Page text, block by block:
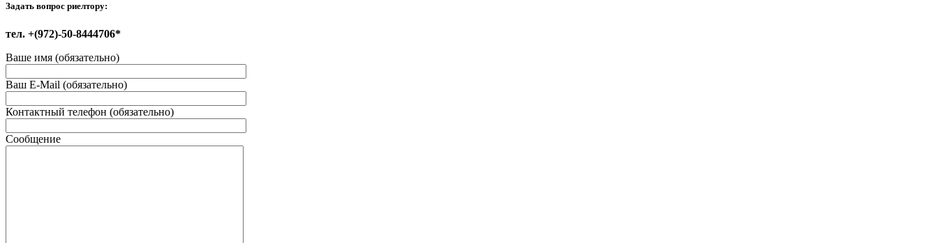
Задать вопрос риелтору:
тел. +(972)-50-8444706*
Ваше имя (обязательно)
Ваш E-Mail (обязательно)
Контактный телефон (обязательно)
Сообщение